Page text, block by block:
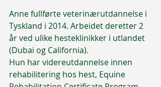
Anne fullførte veterinærutdannelse i
Tyskland i 2014. Arbeidet deretter 2
år ved ulike hesteklinikker i utlandet
(Dubai og California).
Hun har videreutdannelse innen
rehabilitering hos hest, Equine